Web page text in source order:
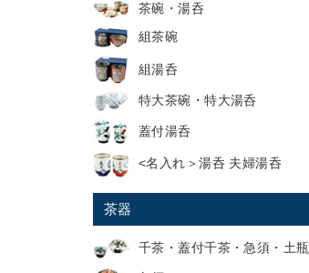
茶碗・湯呑
組茶碗
組湯呑
特大茶碗・特大湯呑
蓋付湯呑
<名入れ＞湯呑 夫婦湯呑
茶器
千茶・蓋付千茶・急須・土瓶